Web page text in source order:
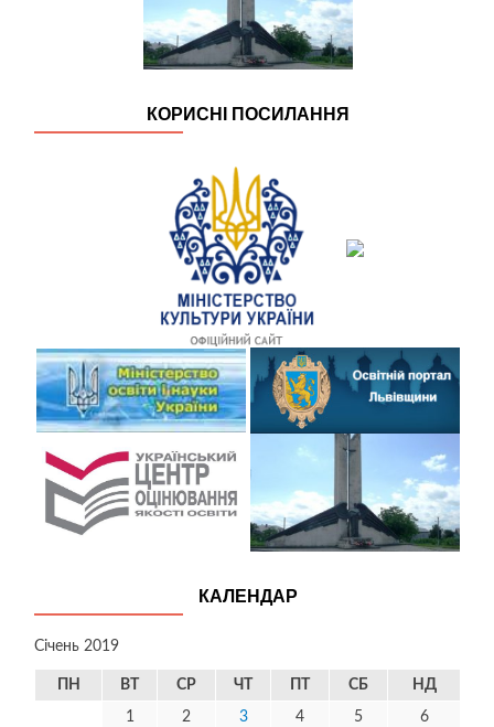
КОРИСНІ ПОСИЛАННЯ
КАЛЕНДАР
Січень 2019
ПН ВТ СР ЧТ СБ НД
1 2 3 4 5 6